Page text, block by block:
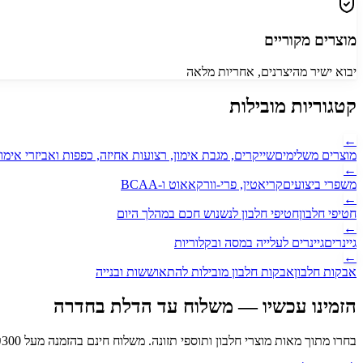
מוצרים מקוריים
יבוא ישיר מהיצרנים, אחריות מלאה
קטגוריות מובילות
←
מוצרים משלימיםשייקרים, מגבת אימון, רצועות אחיזה, כפפות ואביזרי
←
משפרי ביצועיםקריאטין, פרי-וורקאאוט ו-BCAA
←
חטיפי חלבוןחטיפי חלבון לנשנוש חכם במהלך היום
←
גיינריםגיינרים לעלייה במסה ובקלוריות
←
אבקות חלבוןאבקות חלבון מובילות להתאוששות ובנייה
הזמינו עכשיו — משלוח עד הדלת בחדרה
בחרו מתוך מאות מוצרי חלבון ותוספי תזונה. משלוח חינם בהזמנה מעל ₪ 300